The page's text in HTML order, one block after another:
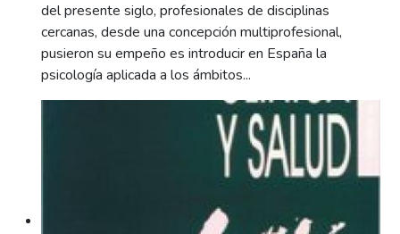
del presente siglo, profesionales de disciplinas
cercanas, desde una concepción multiprofesional,
pusieron su empeño es introducir en España la
psicología aplicada a los ámbitos...